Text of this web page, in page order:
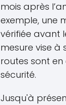
mois après
exemple, une
vérifiée avant
mesure vise à
routes sont
sécurité.
Jusqu'à